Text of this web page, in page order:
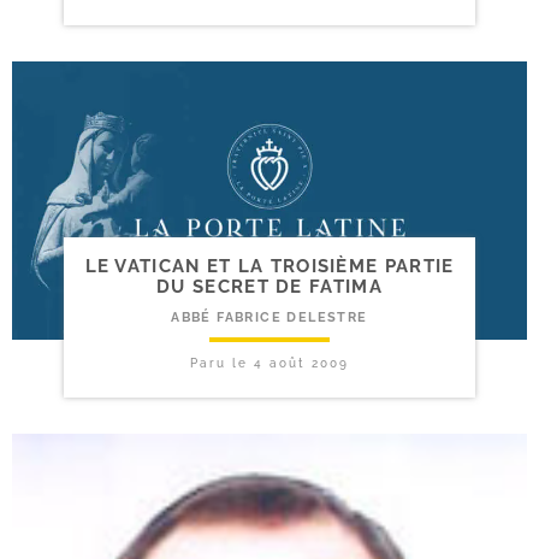
LE VATICAN ET LA TROISIÈME PARTIE
DU SECRET DE FATIMA
ABBÉ FABRICE DELESTRE
Paru le 4 août 2009